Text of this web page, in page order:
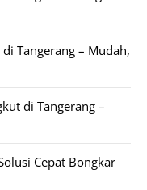
Tangerang – Mudah,
di Tangerang –
Cepat Bongkar